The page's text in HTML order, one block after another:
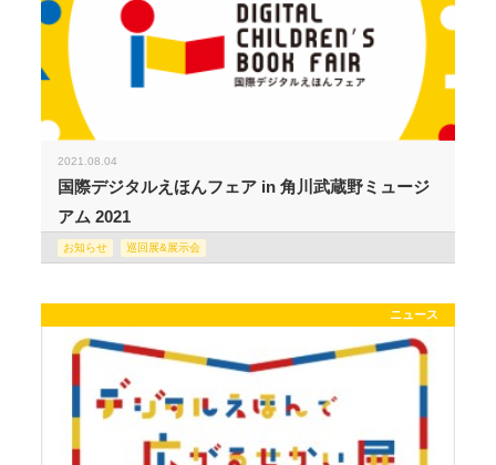
2021.08.04
国際デジタルえほんフェア in 角川武蔵野ミュージ
アム 2021
お知らせ 巡回展&展示会
ニュース